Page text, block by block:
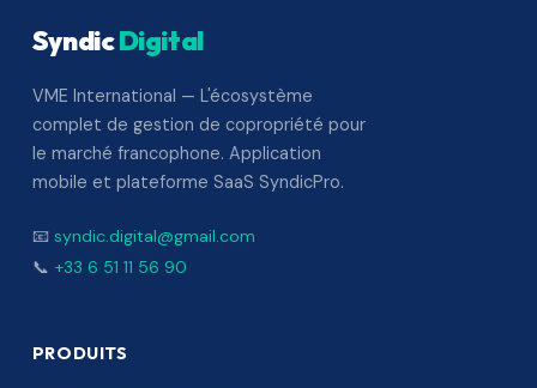
SyndicDigital
VME International — L'écosystème
complet de gestion de copropriété pour
le marché francophone. Application
mobile et plateforme SaaS SyndicPro.
📧 syndic.digital@gmail.com
📞 +33 6 51 11 56 90
PRODUITS